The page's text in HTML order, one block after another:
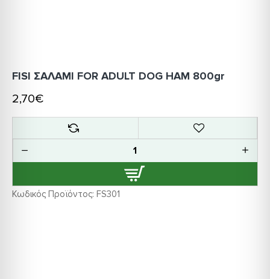
Κωδικός Προϊόντος: FS301
FISI ΣΑΛΑΜΙ FOR ADULT DOG HAM 800gr
2,70€